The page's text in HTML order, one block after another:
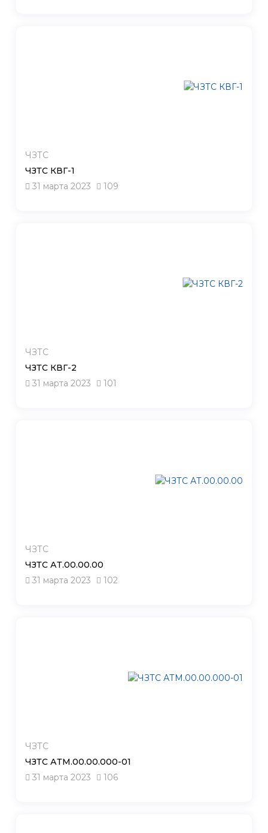
ЧЗТС
ЧЗТС КВГ-1
31 марта 2023
109
ЧЗТС
ЧЗТС КВГ-2
31 марта 2023
101
ЧЗТС
ЧЗТС АТ.00.00.00
31 марта 2023
102
ЧЗТС
ЧЗТС АТМ.00.00.000-01
31 марта 2023
106